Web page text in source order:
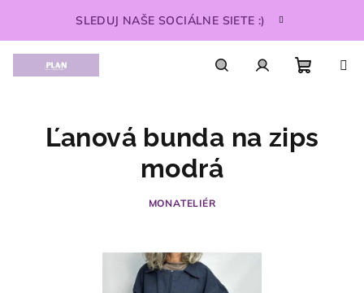
obsah
SLEDUJ NAŠE SOCIÁLNE SIETE :)
košík
Ľanová bunda na zips
modrá
MONATELIÉR